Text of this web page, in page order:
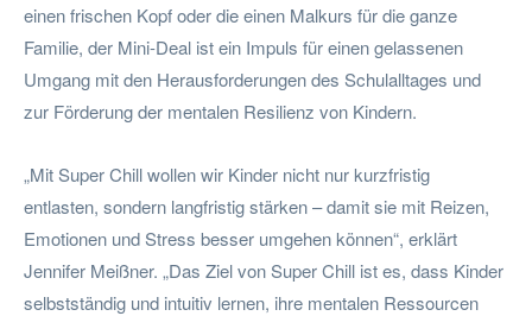
einen frischen Kopf oder die einen Malkurs für die ganze
Familie, der Mini-Deal ist ein Impuls für einen gelassenen
Umgang mit den Herausforderungen des Schulalltages und
zur Förderung der mentalen Resilienz von Kindern.
„Mit Super Chill wollen wir Kinder nicht nur kurzfristig
entlasten, sondern langfristig stärken – damit sie mit Reizen,
Emotionen und Stress besser umgehen können“, erklärt
Jennifer Meißner. „Das Ziel von Super Chill ist es, dass Kinder
selbstständig und intuitiv lernen, ihre mentalen Ressourcen